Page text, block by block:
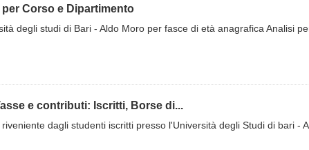
Corso e Dipartimento
degli studi di Bari - Aldo Moro per fasce di età anagrafica Analisi
e contributi: Iscritti, Borse di...
dagli studenti iscritti presso l'Università degli Studi di bari -